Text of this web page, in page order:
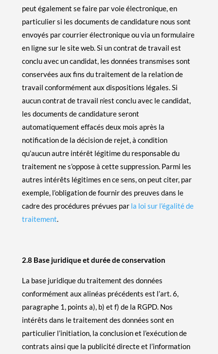
peut également se faire par voie électronique, en
particulier si les documents de candidature nous sont
envoyés par courrier électronique ou via un formulaire
en ligne sur le site web. Si un contrat de travail est
conclu avec un candidat, les données transmises sont
conservées aux fins du traitement de la relation de
travail conformément aux dispositions légales. Si
aucun contrat de travail n’est conclu avec le candidat,
les documents de candidature seront
automatiquement effacés deux mois après la
notification de la décision de rejet, à condition
qu’aucun autre intérêt légitime du responsable du
traitement ne s’oppose à cette suppression. Parmi les
autres intérêts légitimes en ce sens, on peut citer, par
exemple, l’obligation de fournir des preuves dans le
cadre des procédures prévues par la loi sur l’égalité de
traitement.
2.8 Base juridique et durée de conservation
La base juridique du traitement des données
conformément aux alinéas précédents est l’art. 6,
paragraphe 1, points a), b) et f) de la RGPD. Nos
intérêts dans le traitement des données sont en
particulier l’initiation, la conclusion et l’exécution de
contrats ainsi que la publicité directe et l’information